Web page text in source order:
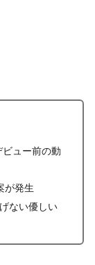
ュー前の動
が発生
ない優しい